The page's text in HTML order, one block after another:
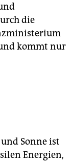
die
kommt nur
Sonne ist
Energien,